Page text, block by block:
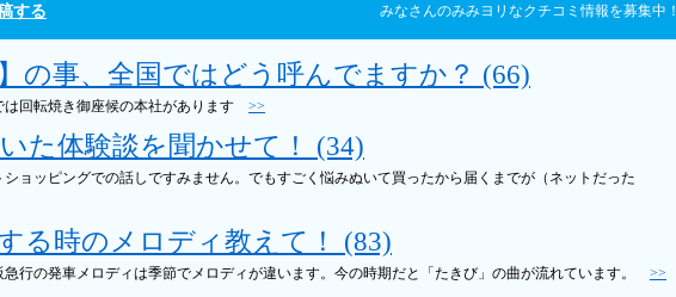
する みなさんのみみヨリなクチコミ情報を募集中！
】の事、全国ではどう呼んでますか？ (66)
は回転焼き御座候の本社があります >>
た体験談を聞かせて！ (34)
ショッピングでの話しですみません。でもすごく悩みぬいて買ったから届くまでが（ネットだった
る時のメロディ教えて！ (83)
急行の発車メロディは季節でメロディが違います。今の時期だと「たきび」の曲が流れています。 >>